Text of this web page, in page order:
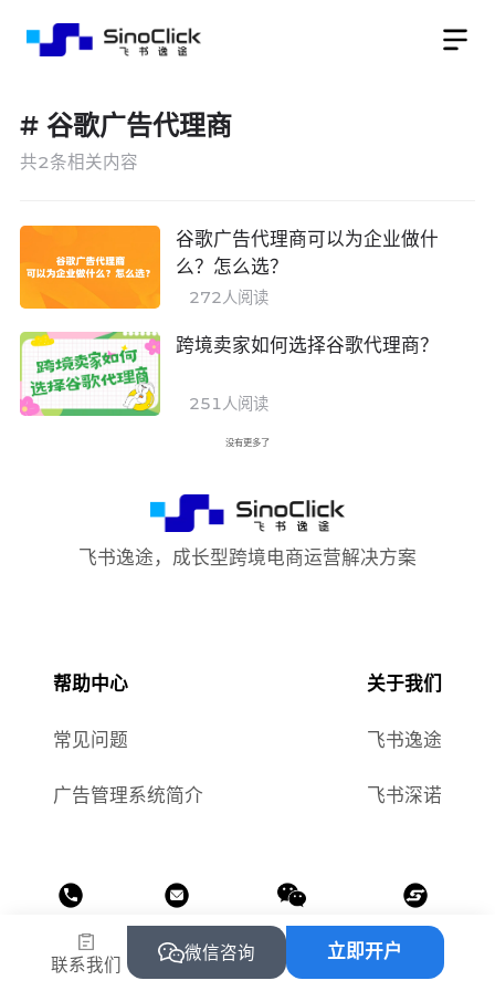
# 谷歌广告代理商
共2条相关内容
谷歌广告代理商可以为企业做什
么？怎么选？
272人阅读
跨境卖家如何选择谷歌代理商？
251人阅读
没有更多了
飞书逸途，成长型跨境电商运营解决方案
帮助中心 关于我们
常见问题 飞书逸途
广告管理系统简介 飞书深诺
邮箱 公众号
小程序
联系我们
微信咨询 立即开户